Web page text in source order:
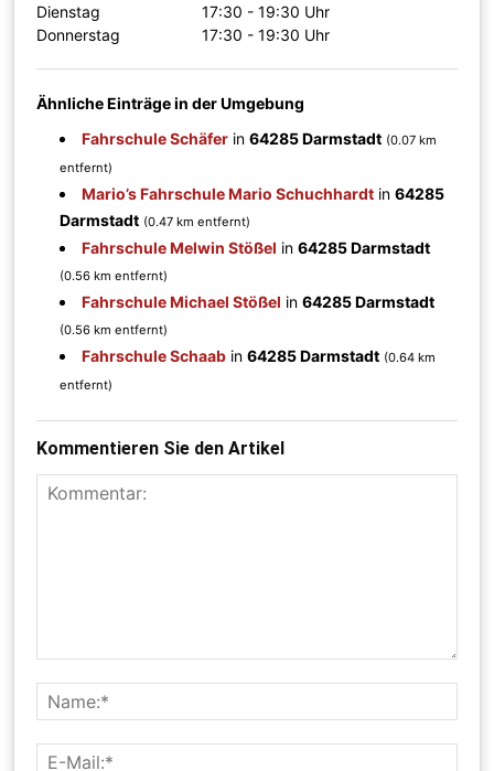
Dienstag
17:30 - 19:30 Uhr
Donnerstag
17:30 - 19:30 Uhr
Ähnliche Einträge in der Umgebung
Fahrschule Schäfer in64285 Darmstadt (0.07 km
entfernt)
Mario’s Fahrschule Mario Schuchhardt in64285
Darmstadt (0.47 km entfernt)
Fahrschule Melwin Stößel in64285 Darmstadt
(0.56 km entfernt)
Fahrschule Michael Stößel in64285 Darmstadt
(0.56 km entfernt)
Fahrschule Schaab in64285 Darmstadt (0.64 km
entfernt)
Kommentieren Sie den Artikel